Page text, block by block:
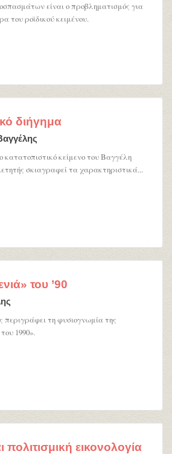
είναι ο προβληματισμός για
του ροϊδικού κειμένου.
διήγημα
κείμενο του Βαγγέλη
σκιαγραφεί τα χαρακτηριστικά...
του ’90
τη φυσιογνωμία της
1990».
πολιτισμική εικονολογία